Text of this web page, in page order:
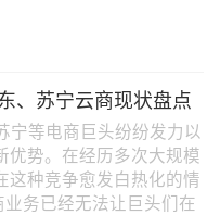
、苏宁云商现状盘点
宁等电商巨头纷纷发力以
优势。在经历多次大规模
这种竞争愈发白热化的情
业务已经无法让巨头们在